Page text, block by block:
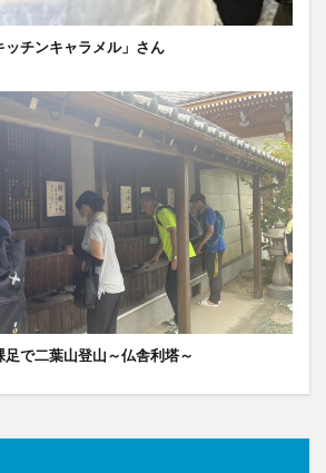
チンキャラメル」さん
足で二葉山登山～仏舎利塔～